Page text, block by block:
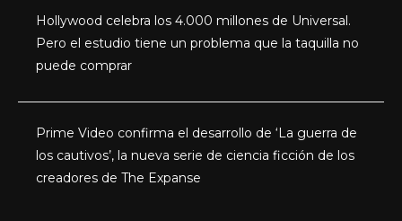
Hollywood celebra los 4.000 millones de Universal.
Pero el estudio tiene un problema que la taquilla no
puede comprar
Prime Video confirma el desarrollo de ‘La guerra de
los cautivos’, la nueva serie de ciencia ficción de los
creadores de The Expanse